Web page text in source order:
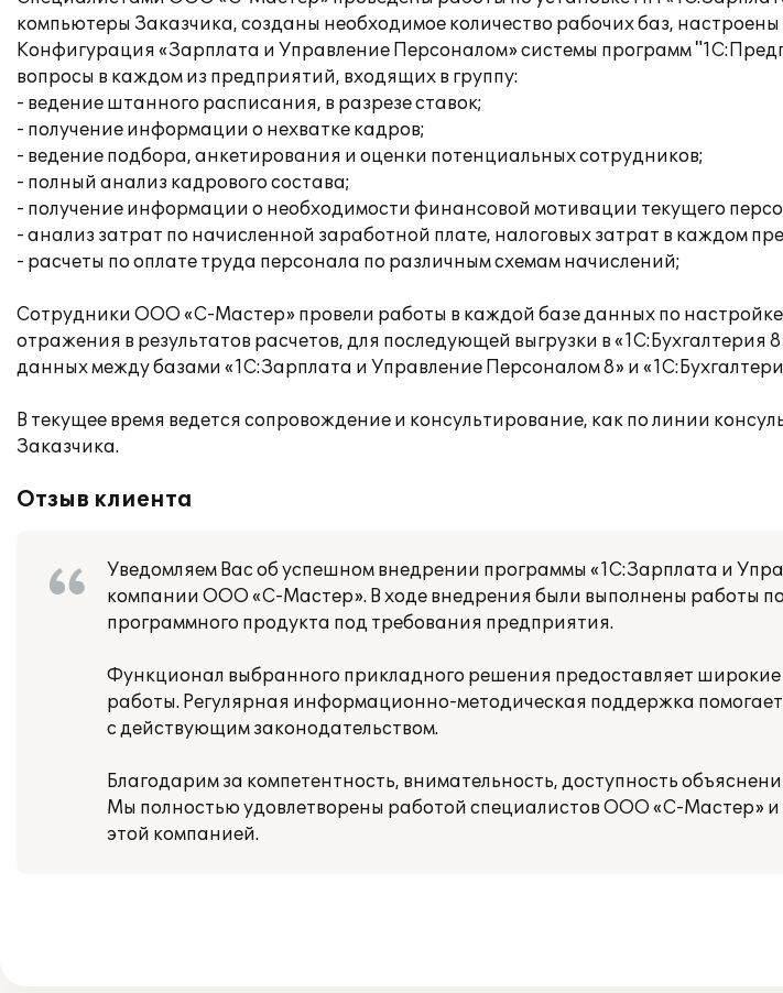
компьютеры Заказчика, созданы необходимое количество рабочих баз,
Конфигурация «Зарплата и Управление Персоналом» системы программ
вопросы в каждом из предприятий, входящих в группу:
- ведение штанного расписания, в разрезе ставок;
- получение информации о нехватке кадров;
- ведение подбора, анкетирования и оценки потенциальных сотрудников;
- полный анализ кадрового состава;
- получение информации о необходимости финансовой мотивации текущего
- анализ затрат по начисленной заработной плате, налоговых затрат в каждом
- расчеты по оплате труда персонала по различным схемам начислений;
Сотрудники ООО «С-Мастер» провели работы в каждой базе данных по
отражения в результатов расчетов, для последующей выгрузки в
данных между базами «1С:Зарплата и Управление Персоналом 8» и
В текущее время ведется сопровождение и консультирование, как по линии
Заказчика.
Отзыв клиента
Уведомляем Вас об успешном внедрении программы «1С:Зарплата и
компании ООО «С-Мастер». В ходе внедрения были выполнены работы
программного продукта под требования предприятия.
Функционал выбранного прикладного решения предоставляет
работы. Регулярная информационно-методическая поддержка помогает
с действующим законодательством.
Благодарим за компетентность, внимательность, доступность
Мы полностью удовлетворены работой специалистов ООО «С-Мастер»
этой компанией.